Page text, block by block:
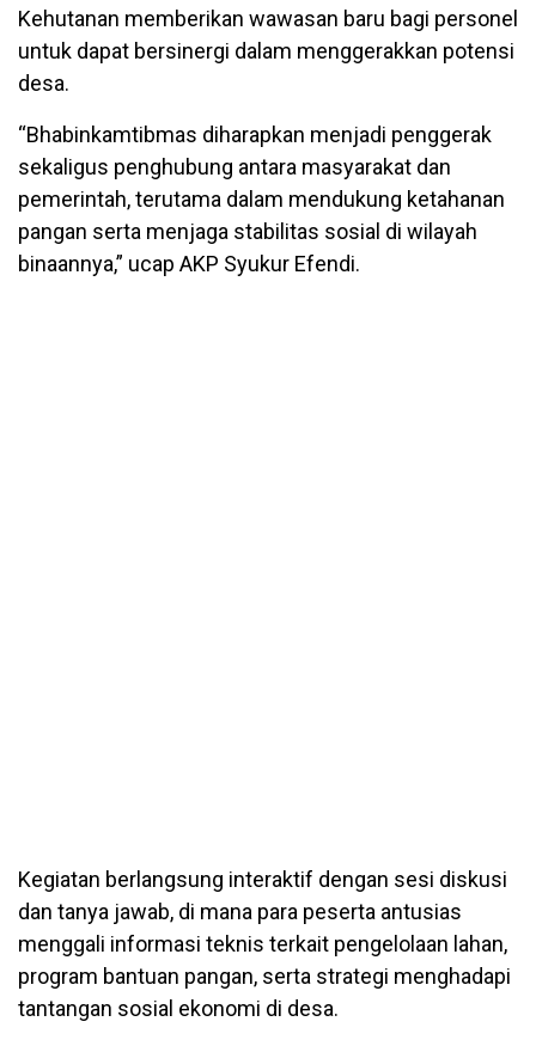
Kehutanan memberikan wawasan baru bagi personel
untuk dapat bersinergi dalam menggerakkan potensi
desa.
“Bhabinkamtibmas diharapkan menjadi penggerak
sekaligus penghubung antara masyarakat dan
pemerintah, terutama dalam mendukung ketahanan
pangan serta menjaga stabilitas sosial di wilayah
binaannya,” ucap AKP Syukur Efendi.
Kegiatan berlangsung interaktif dengan sesi diskusi
dan tanya jawab, di mana para peserta antusias
menggali informasi teknis terkait pengelolaan lahan,
program bantuan pangan, serta strategi menghadapi
tantangan sosial ekonomi di desa.